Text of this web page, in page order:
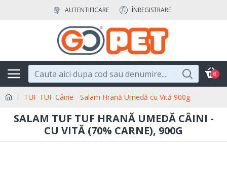
AUTENTIFICARE ÎNREGISTRARE
0
TUF TUF Câine - Salam Hrană Umedă cu Vită 900g
SALAM TUF TUF HRANĂ UMEDĂ CÂINI -
CU VITĂ (70% CARNE), 900G